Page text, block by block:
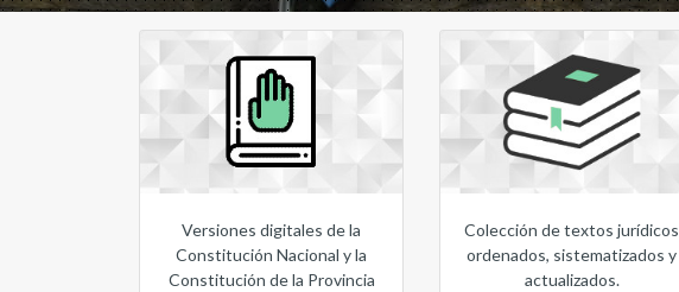
Versiones digitales de la
Constitución Nacional y la
Constitución de la Provincia
Colección de textos jurídicos
ordenados, sistematizados y
actualizados.